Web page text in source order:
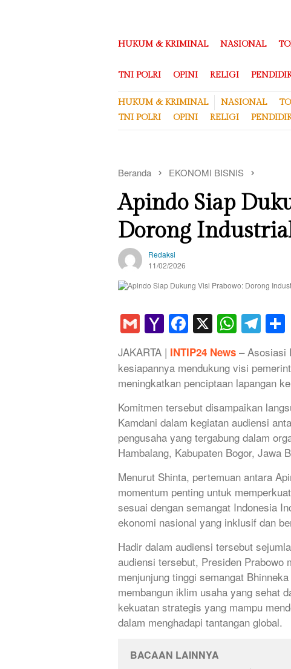
HUKUM & KRIMINAL NASIONAL
TNI POLRI OPINI RELIGI
HUKUM & KRIMINAL NASIONAL
TNI POLRI
OPINI RELIGI
Beranda EKONOMI BISNIS
Apindo Siap
Dorong
Redaksi
11/02/2026
GmailYahoo
Mail
Facebook
X
JAKARTA | INTIP24 News – Asosiasi
kesiapannya mendukung visi
meningkatkan penciptaan lapangan
Komitmen tersebut disampaikan
Kamdani dalam kegiatan audiensi
pengusaha yang tergabung dalam
Hambalang, Kabupaten Bogor, Jawa
Menurut Shinta, pertemuan antara
momentum penting untuk
sesuai dengan semangat Indonesia
ekonomi nasional yang inklusif dan
Hadir dalam audiensi tersebut
audiensi tersebut, Presiden Prabowo
menjunjung tinggi semangat
membangun iklim usaha yang sehat
kekuatan strategis yang mampu
dalam menghadapi tantangan global.
BACAAN LAINNYA